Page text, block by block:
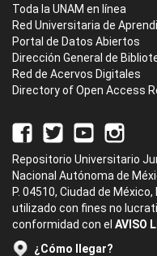
Toda la UNAM en línea
Red Universitaria de
Portal de Datos Abiertos
Dirección General de
Red de Acervos Digitales
Directory of Open Access
Repositorio Universitario
Nacional Autónoma de
P. 04510, Ciudad de
utilizado con fines no
conformidad con el AVISO
¿Cómo llegar?